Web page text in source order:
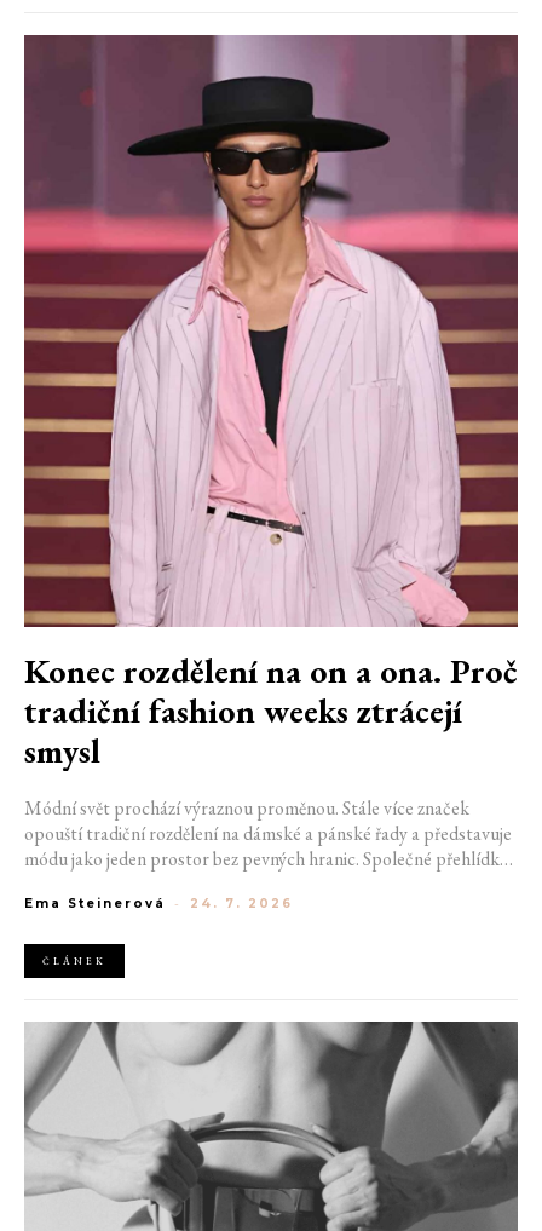
Konec rozdělení na on a ona. Proč
tradiční fashion weeks ztrácejí
smysl
Módní svět prochází výraznou proměnou. Stále více značek
opouští tradiční rozdělení na dámské a pánské řady a představuje
módu jako jeden prostor bez pevných hranic. Společné přehlídky,
klasické týdny módy mohou brzy vypadat úplně jinak.
Ema Steinerová - 24. 7. 2026
ČLÁNEK